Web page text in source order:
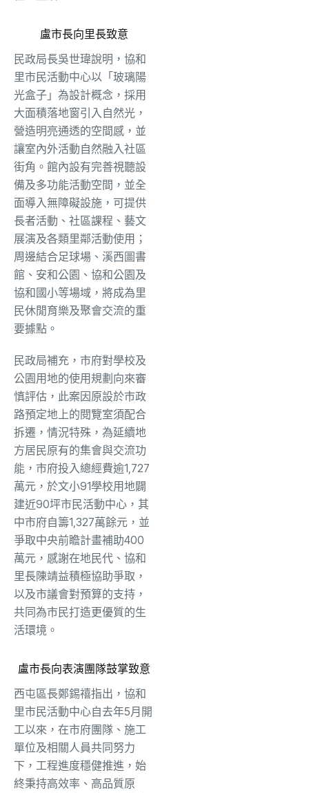
盧市長向里長致意
民政局長吳世瑋說明，協和
里市民活動中心以「玻璃陽
光盒子」為設計概念，採用
大面積落地窗引入自然光，
營造明亮通透的空間感，並
讓室內外活動自然融入社區
街角。館內設有完善視聽設
備及多功能活動空間，並全
面導入無障礙設施，可提供
長者活動、社區課程、藝文
展演及各類里鄰活動使用；
周邊結合足球場、溪西圖書
館、安和公園、協和公園及
協和國小等場域，將成為里
民休閒育樂及聚會交流的重
要據點。
民政局補充，市府對學校及
公園用地的使用規劃向來審
慎評估，此案因原設於市政
路預定地上的閱覽室須配合
拆遷，情況特殊，為延續地
方居民原有的集會與交流功
能，市府投入總經費逾1,727
萬元，於文小91學校用地闢
建近90坪市民活動中心，其
中市府自籌1,327萬餘元，並
爭取中央前瞻計畫補助400
萬元，感謝在地民代、協和
里長陳靖益積極協助爭取，
以及市議會對預算的支持，
共同為市民打造更優質的生
活環境。
盧市長向表演團隊鼓掌致意
西屯區長鄭錫禧指出，協和
里市民活動中心自去年5月開
工以來，在市府團隊、施工
單位及相關人員共同努力
下，工程進度穩健推進，始
終秉持高效率、高品質原